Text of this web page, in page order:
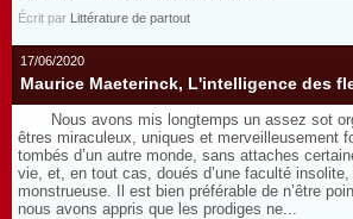
Écrit par Littérature de partout
17/06/2020
Maurice Maeterinck, L'intelligence des
Nous avons mis longtemps un assez sot
êtres miraculeux, uniques et merveilleusement
tombés d’un autre monde, sans attaches
vie, et, en tout cas, doués d’une faculté insolite,
monstrueuse. Il est bien préférable de n’être
nous avons appris que les prodiges ne...